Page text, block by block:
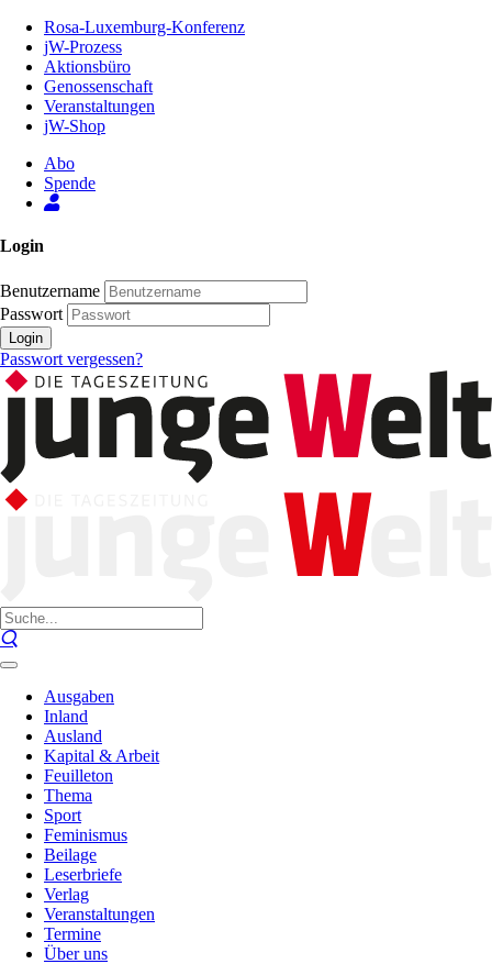
Inhalt
Seite
Rosa-Luxemburg-Konferenz
jW-Prozess
Aktionsbüro
Genossenschaft
Veranstaltungen
jW-Shop
Abo
Spende
Login
Benutzername
Passwort
Login
Passwort vergessen?
Ausgaben
Inland
Ausland
Kapital & Arbeit
Feuilleton
Thema
Sport
Feminismus
Beilage
Leserbriefe
Verlag
Veranstaltungen
Termine
Über uns